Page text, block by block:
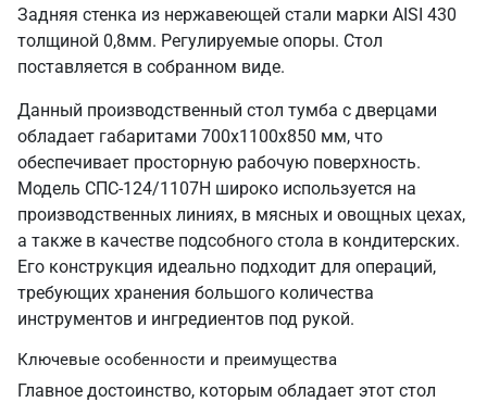
Задняя стенка из нержавеющей стали марки AISI 430
толщиной 0,8мм. Регулируемые опоры. Стол
поставляется в собранном виде.
Данный производственный стол тумба с дверцами
обладает габаритами 700х1100х850 мм, что
обеспечивает просторную рабочую поверхность.
Модель СПС-124/1107Н широко используется на
производственных линиях, в мясных и овощных цехах,
а также в качестве подсобного стола в кондитерских.
Его конструкция идеально подходит для операций,
требующих хранения большого количества
инструментов и ингредиентов под рукой.
Ключевые особенности и преимущества
Главное достоинство, которым обладает этот стол